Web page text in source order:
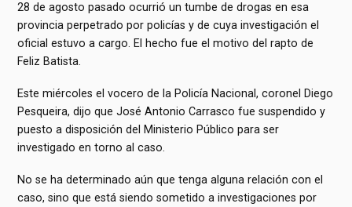
28 de agosto pasado ocurrió un tumbe de drogas en esa
provincia perpetrado por policías y de cuya investigación el
oficial estuvo a cargo. El hecho fue el motivo del rapto de
Feliz Batista.
Este miércoles el vocero de la Policía Nacional, coronel Diego
Pesqueira, dijo que José Antonio Carrasco fue suspendido y
puesto a disposición del Ministerio Público para ser
investigado en torno al caso.
No se ha determinado aún que tenga alguna relación con el
caso, sino que está siendo sometido a investigaciones por